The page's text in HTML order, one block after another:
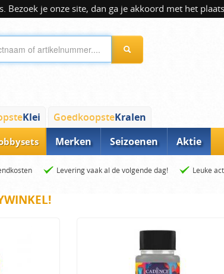
je onze site, dan ga je akkoord met het
Klei GoedkoopsteKralen
Merken Seizoenen Aktie
Levering vaak al de volgende dag! Leuke